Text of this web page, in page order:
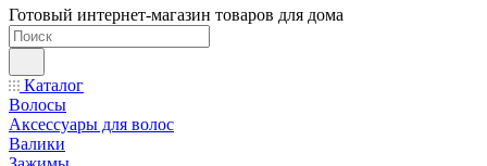
Готовый интернет-магазин товаров для дома
Каталог
Волосы
Аксессуары для волос
Валики